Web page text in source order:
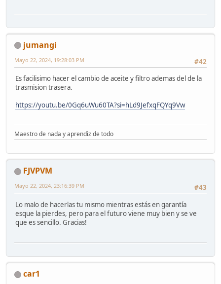
jumangi
#42
Mayo 22, 2024, 19:28:03 PM
Es facilisimo hacer el cambio de aceite y filtro ademas del de la
trasmision trasera.
https://youtu.be/0Gq6uWu60TA?si=hLd9JefxqFQYq9Vw
Maestro de nada y aprendiz de todo
FJVPVM
#43
Mayo 22, 2024, 23:16:39 PM
Lo malo de hacerlas tu mismo mientras estás en garantía
esque la pierdes, pero para el futuro viene muy bien y se ve
que es sencillo. Gracias!
car1